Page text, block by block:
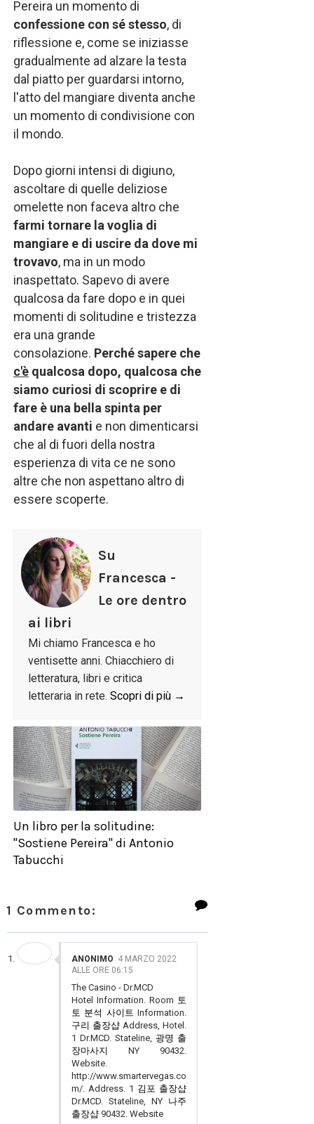
Pereira un momento di
confessione con sé stesso, di
riflessione e, come se iniziasse
gradualmente ad alzare la testa
dal piatto per guardarsi intorno,
l'atto del mangiare diventa anche
un momento di condivisione con
il mondo.
Dopo giorni intensi di digiuno,
ascoltare di quelle deliziose
omelette non faceva altro che
farmi tornare la voglia di
mangiare e di uscire da dove mi
trovavo, ma in un modo
inaspettato. Sapevo di avere
qualcosa da fare dopo e in quei
momenti di solitudine e tristezza
era una grande
consolazione. Perché sapere che
c'èqualcosa dopo, qualcosa che
siamo curiosi di scoprire e di
fare è una bella spinta per
andare avanti e non dimenticarsi
che al di fuori della nostra
esperienza di vita ce ne sono
altre che non aspettano altro di
essere scoperte.
Su
Francesca -
Le ore dentro
ai libri
Mi chiamo Francesca e ho
ventisette anni. Chiacchiero di
letteratura, libri e critica
letteraria in rete. Scopri di più →
Un libro per la solitudine:
"Sostiene Pereira" di Antonio
Tabucchi
1 Commento:
ANONIMO 4 MARZO 2022
ALLE ORE 06:15
The Casino - Dr.MCD
Hotel Information. Room 토
토 분석 사이트 Information.
구리 출장샵 Address, Hotel.
1 Dr.MCD. Stateline, 광명 출
장마사지
NY 90432.
Website.
http://www.smartervegas.co
m/. Address. 1 김포 출장샵
Dr.MCD. Stateline, NY 나주
출장샵90432. Website